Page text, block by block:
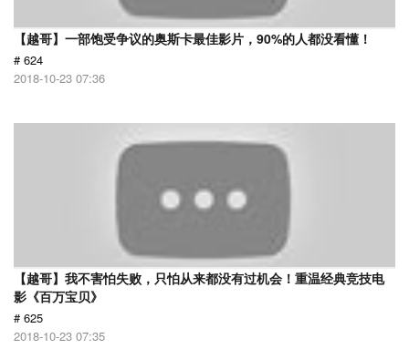
【越哥】一部饱受争议的奥斯卡最佳影片，90%的人都没看懂！
# 624
2018-10-23 07:36
【越哥】我不害怕失败，只怕从来都没有过机会！重温经典竞技电
影《百万宝贝》
# 625
2018-10-23 07:35